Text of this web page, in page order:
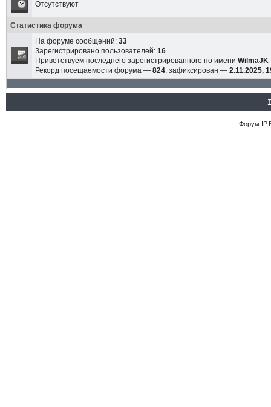
Отсутствуют
Статистика форума
На форуме сообщений: 33
Зарегистрировано пользователей: 16
Приветствуем последнего зарегистрированного по имени WilmaJK
Рекорд посещаемости форума — 824, зафиксирован — 2.11.2025,
Форум